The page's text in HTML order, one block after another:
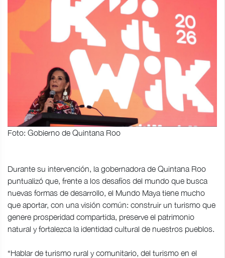
Foto: Gobierno de Quintana Roo
Durante su intervención, la gobernadora de Quintana Roo
puntualizó que, frente a los desafíos del mundo que busca
nuevas formas de desarrollo, el Mundo Maya tiene mucho
que aportar, con una visión común: construir un turismo que
genere prosperidad compartida, preserve el patrimonio
natural y fortalezca la identidad cultural de nuestros pueblos.
“Hablar de turismo rural y comunitario, del turismo en el